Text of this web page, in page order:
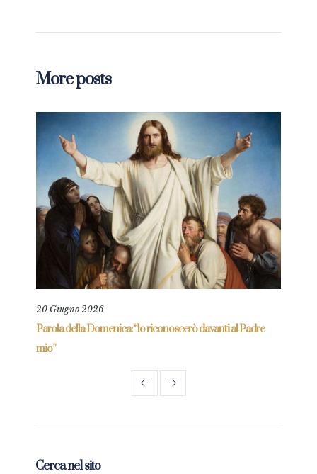
More posts
20 Giugno 2026
Parola della Domenica: “lo riconoscerò davanti al Padre
mio”
Cerca nel sito